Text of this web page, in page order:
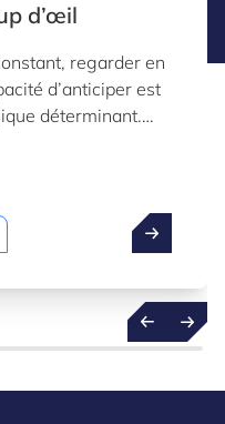
d’œil
regarder en
d’anticiper est
déterminant.
– une
les vastes
génèrent, non